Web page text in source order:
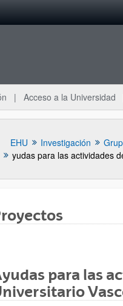
Acceso a la Universidad
EHU Investigación
subpáginas
para las